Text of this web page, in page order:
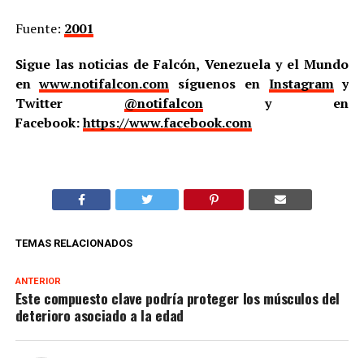
Fuente: 2001
Sigue las noticias de Falcón, Venezuela y el Mundo
enwww.notifalcon.com síguenos en Instagramy
Twitter @notifalcony en
Facebook:https://www.facebook.com
TEMAS RELACIONADOS
ANTERIOR
Este compuesto clave podría proteger los músculos del
deterioro asociado a la edad